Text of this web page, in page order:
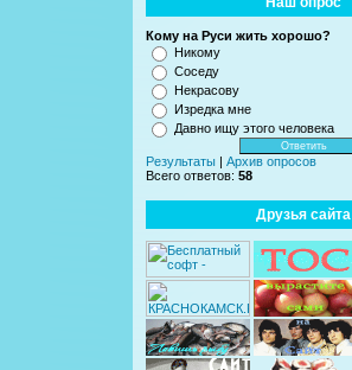
Кому на Руси жить хорошо?
Никому
Соседу
Некрасову
Изредка мне
Давно ищу этого человека
Результаты
Архив опросов
Всего ответов: 58
Друзья сайта